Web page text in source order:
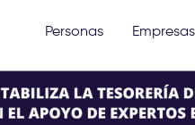
Personas Empresas